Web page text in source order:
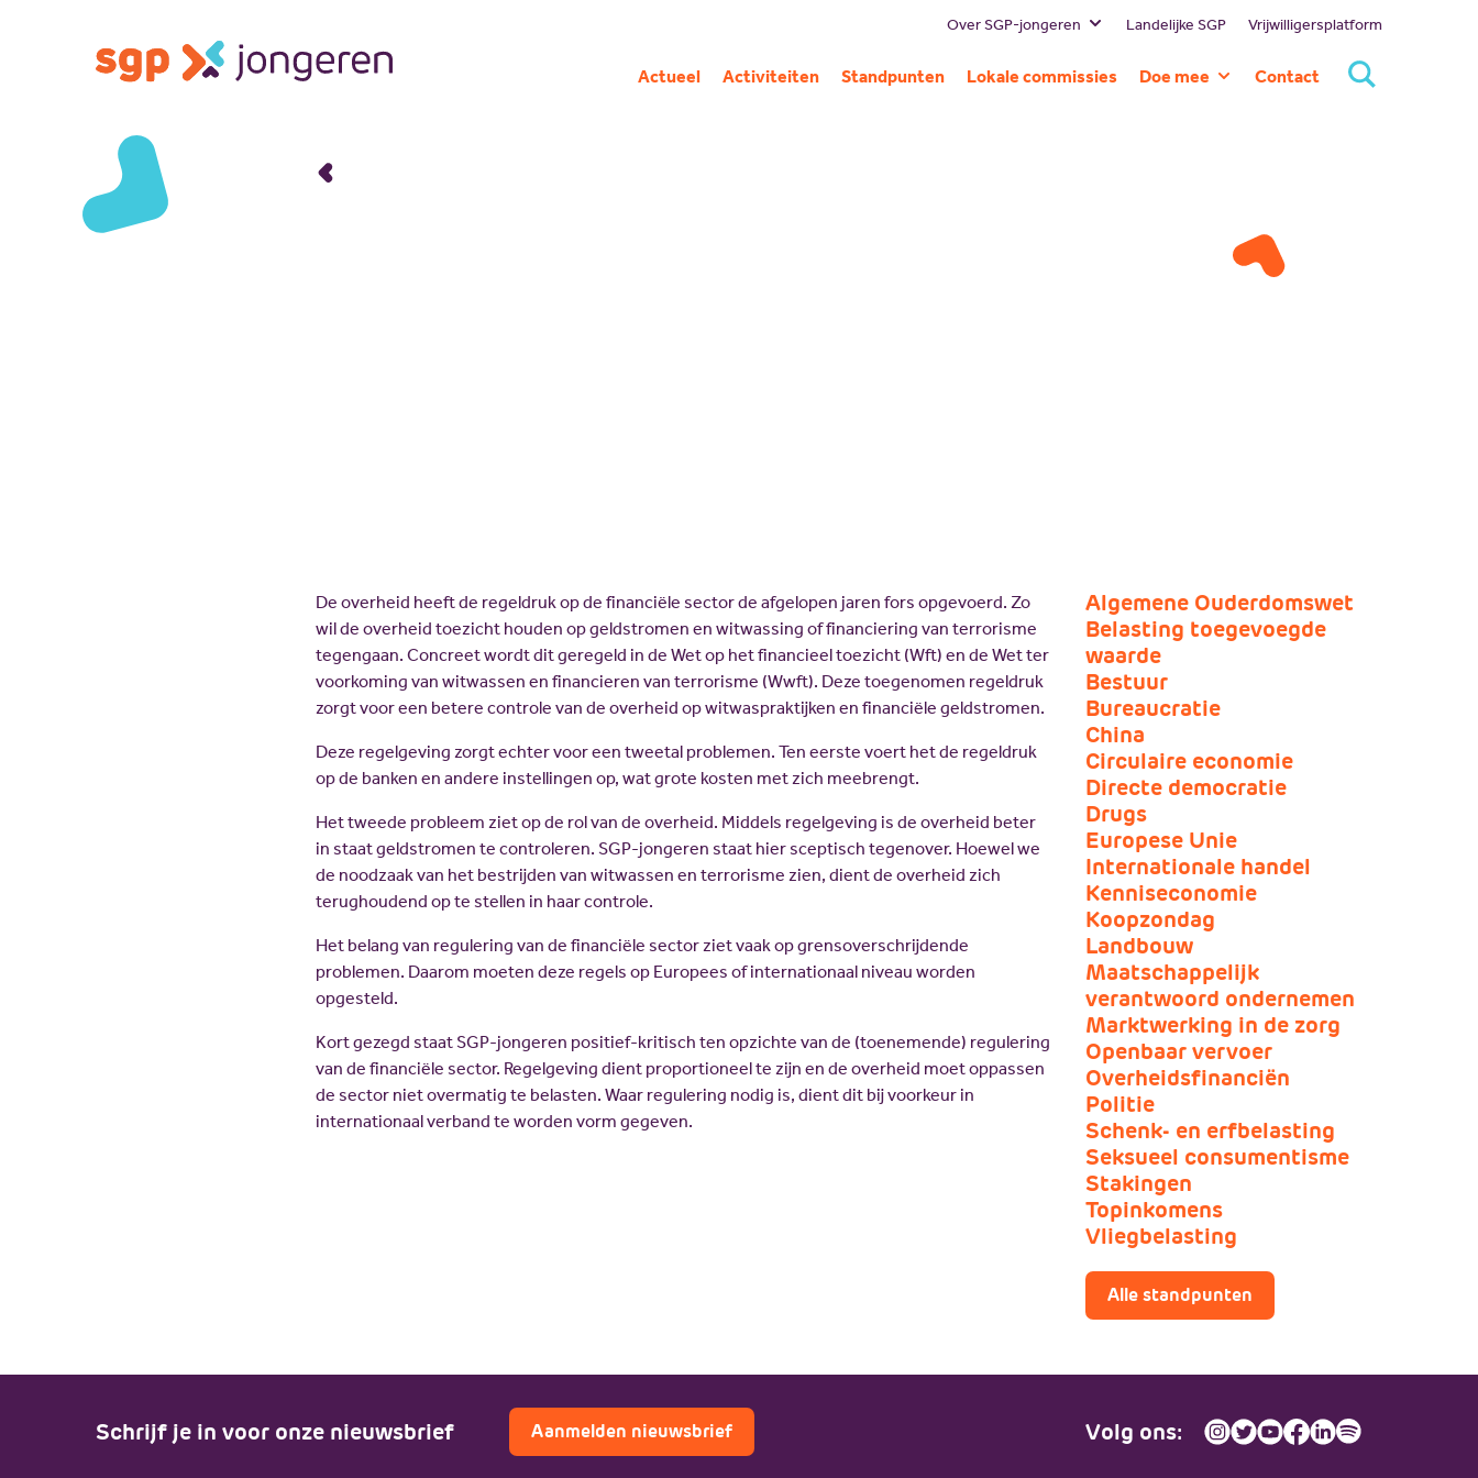
Over SGP-jongeren
Bestuur
Landelijke SGP Vrijwilligersplatform
Actueel Activiteiten Standpunten Lokale commissies Doe mee
Vacatures
Contact
De overheid heeft de regeldruk op de financiële sector de afgelopen jaren fors opgevoerd. Zo
wil de overheid toezicht houden op geldstromen en witwassing of financiering van terrorisme
tegengaan. Concreet wordt dit geregeld in de Wet op het financieel toezicht (Wft) en de Wet ter
voorkoming van witwassen en financieren van terrorisme (Wwft). Deze toegenomen regeldruk
zorgt voor een betere controle van de overheid op witwaspraktijken en financiële geldstromen.
Deze regelgeving zorgt echter voor een tweetal problemen. Ten eerste voert het de regeldruk
op de banken en andere instellingen op, wat grote kosten met zich meebrengt.
Het tweede probleem ziet op de rol van de overheid. Middels regelgeving is de overheid beter
in staat geldstromen te controleren. SGP-jongeren staat hier sceptisch tegenover. Hoewel we
de noodzaak van het bestrijden van witwassen en terrorisme zien, dient de overheid zich
terughoudend op te stellen in haar controle.
Het belang van regulering van de financiële sector ziet vaak op grensoverschrijdende
problemen. Daarom moeten deze regels op Europees of internationaal niveau worden
opgesteld.
Kort gezegd staat SGP-jongeren positief-kritisch ten opzichte van de (toenemende) regulering
van de financiële sector. Regelgeving dient proportioneel te zijn en de overheid moet oppassen
de sector niet overmatig te belasten. Waar regulering nodig is, dient dit bij voorkeur in
internationaal verband te worden vorm gegeven.
Algemene Ouderdomswet
Belasting toegevoegde
waarde
Bestuur
Bureaucratie
China
Circulaire economie
Directe democratie
Drugs
Europese Unie
Internationale handel
Kenniseconomie
Koopzondag
Landbouw
Maatschappelijk
verantwoord ondernemen
Marktwerking in de zorg
Openbaar vervoer
Overheidsfinanciën
Politie
Schenk- en erfbelasting
Seksueel consumentisme
Stakingen
Topinkomens
Vliegbelasting
Alle standpunten
Schrijf je in voor onze nieuwsbrief Aanmelden nieuwsbrief Volg ons: